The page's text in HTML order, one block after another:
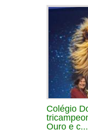
Colégio
Ouro e c...